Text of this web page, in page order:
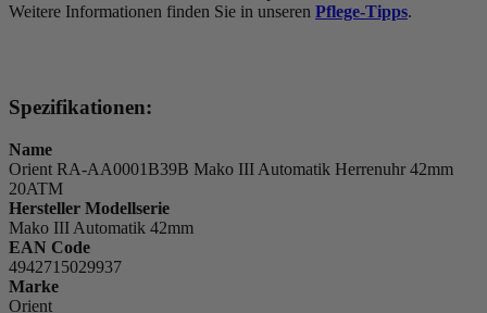
Weitere Informationen finden Sie in unseren Pflege-Tipps.
Spezifikationen:
Name
Orient RA-AA0001B39B Mako III Automatik Herrenuhr 42mm
20ATM
Hersteller Modellserie
Mako III Automatik 42mm
EAN Code
4942715029937
Marke
Orient